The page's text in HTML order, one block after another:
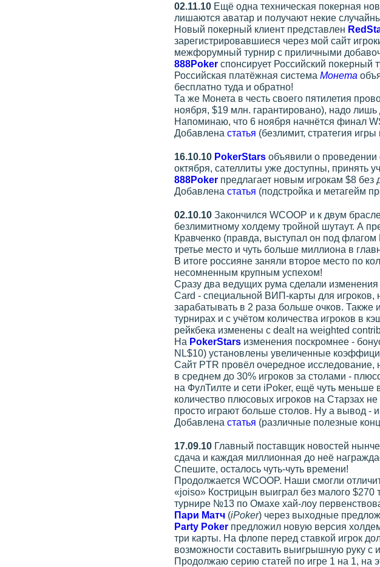
02.11.10 Ещё одна техническая покерная
лишаются аватар и получают некие
Новый покерный клиент представлен
зарегистрировавшиеся через мой сайт
межфорумный турнир с приличными
888Poker спонсирует Российский
Российская платёжная система Монета
бесплатно туда и обратно!
Та же Монета в честь своего пятилетия
ноября, $19 млн. гарантировано), надо
Напоминаю, что 6 ноября начнётся финал
Добавлена статья (безлимит, стратегия
16.10.10 PokerStars объявили о проведении
октября, сателлиты уже доступны, принять
888Poker предлагает новым игрокам $8 без
Добавлена статья (подстройка и метагейм
02.10.10 Закончился WCOOP и к двум
безлимитному холдему тройной шутаут. А
Кравченко (правда, выступал он под
третье место и чуть больше миллиона в
В итоге россияне заняли второе место по
несомненным крупным успехом!
Сразу два ведущих рума сделали
Card - специальной ВИП-карты для игроков,
зарабатывать в 2 раза больше очков. Также
турнирах и с учётом количества игроков в
рейкбека изменены с dealt на weighted
На PokerStars изменения поскромнее -
NL$10) установлены увеличенные
Сайт PTR провёл очередное исследование,
в среднем до 30% игроков за столами -
на ФулТилте и сети iPoker, ещё чуть
количество плюсовых игроков на Старзах
просто играют больше столов. Ну а вывод -
Добавлена статья (различные полезные
17.09.10 Главный поставщик новостей
сдача и каждая миллионная до неё
Спешите, осталось чуть-чуть времени!
Продолжается WCOOP. Наши смогли
«joiso» Кострицын выиграл без малого
турнире №13 по Омахе хай-лоу
Пари Матч (iPoker) через выходные
Party Poker предложил новую версия
три карты. На флопе перед ставкой игрок
возможности составить выигрышную руку с
Продолжаю серию статей по игре 1 на 1, на